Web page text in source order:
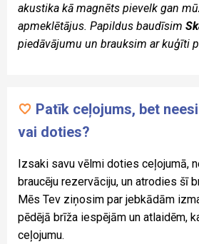
akustika kā magnēts pievelk gan
apmeklētājus. Papildus baudīsim
piedāvājumu un brauksim ar kuģīti
Patīk ceļojums, bet
vai doties?
Izsaki savu vēlmi doties ceļojumā,
braucēju rezervāciju, un atrodies šī
Mēs Tev ziņosim par jebkādām
pēdējā brīža iespējām un atlaidēm,
ceļojumu.